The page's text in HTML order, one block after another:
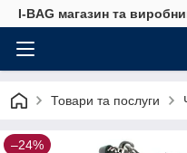
I-BAG магазин та
Товари та послуги
–24%